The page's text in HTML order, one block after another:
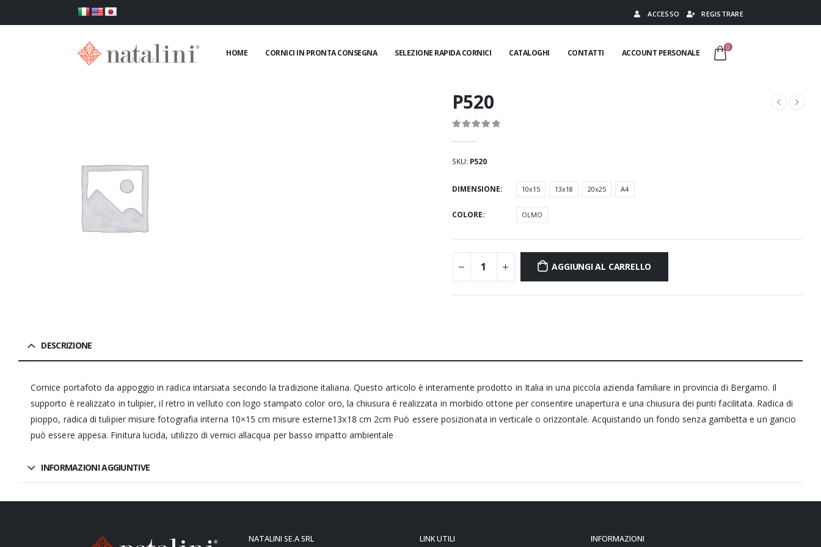
ACCESSO REGISTRARE
HOME CORNICI IN PRONTA CONSEGNA SELEZIONE RAPIDA CORNICI CATALOGHI CONTATTI ACCOUNT PERSONALE
0
P520
SKU: P520
DIMENSIONE 10x15 13x18 20x25 A4
COLORE OLMO
AGGIUNGI AL CARRELLO
DESCRIZIONE
Cornice portafoto da appoggio in radica intarsiata secondo la tradizione italiana. Questo articolo è interamente prodotto in Italia in una piccola azienda familiare in provincia di Bergamo. Il
supporto è realizzato in tulipier, il retro in velluto con logo stampato color oro, la chiusura é realizzata in morbido ottone per consentire unapertura e una chiusura dei punti facilitata. Radica di
pioppo, radica di tulipier misure fotografia interna 10×15 cm misure esterne13x18 cm 2cm Può essere posizionata in verticale o orizzontale. Acquistando un fondo senza gambetta e un gancio
può essere appesa. Finitura lucida, utilizzo di vernici allacqua per basso impatto ambientale
INFORMAZIONI AGGIUNTIVE
NATALINI SE.A SRL LINK UTILI INFORMAZIONI